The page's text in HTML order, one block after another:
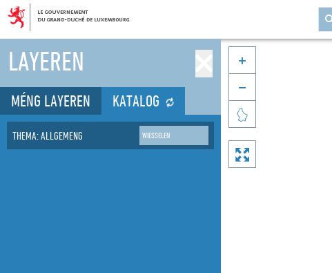
LAYEREN
MÉNG LAYEREN KATALOG
THEMA: ALLGEMENG WIESSELEN



